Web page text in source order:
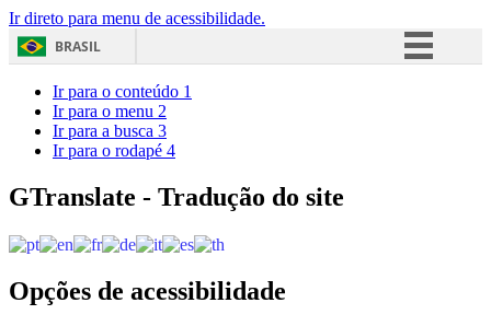
Ir direto para menu de acessibilidade.
BRASIL
Acesso à informação
Ir para o conteúdo 1
Ir para o menu 2
Ir para a busca 3
Ir para o rodapé 4
GTranslate - Tradução do site
Opções de acessibilidade